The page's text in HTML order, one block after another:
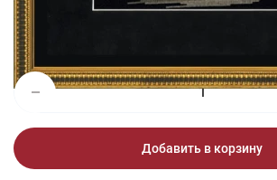
Добавить в корзину